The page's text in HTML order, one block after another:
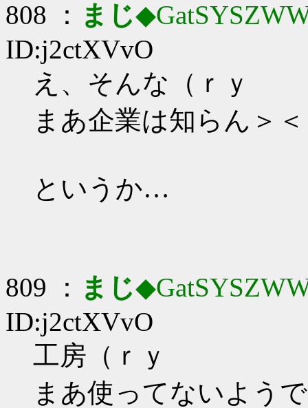
808 ： まじ
ID:j2ctXVvO
え、そんな（ｒｙ
まあ企業は知らん＞＜
というか…
809 ： まじ
ID:j2ctXVvO
工房（ｒｙ
まあ使ってないよう